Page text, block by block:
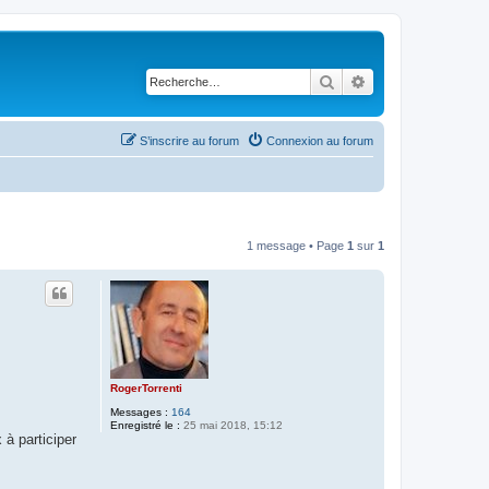
Rechercher
Connexion au forum
S’inscrire au forum
1 message • Page 1 sur 1
RogerTorrenti
Messages : 164
Enregistré le : 25 mai 2018, 15:12
à participer